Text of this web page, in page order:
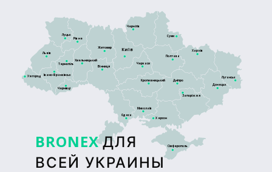
BRONEX ДЛЯ
ВСЕЙ УКРАИНЫ
Сімферополь
Луцьк
Київ
Житомир
Тернопіль
Рівне
Львів
Дніпро
Кропивницький
Харків
Полтава
Черкаси
Суми
Чернігів
Запоріжжя
Херсон
Донецьк
Луганськ
Ужгород
Чернівці
Вінниця
Хмельницький
Івано-Франківськ
Миколаїв
Одеса